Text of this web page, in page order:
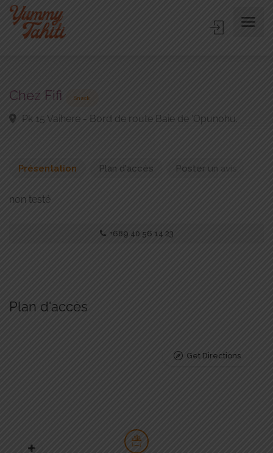
Chez Fifi
Pk 15 Vaihere - Bord de route Baie de 'Opunohu.
Présentation Plan d'accès Poster un avis
non testé
+689 40 56 14 23
Plan d'accès
Get Directions